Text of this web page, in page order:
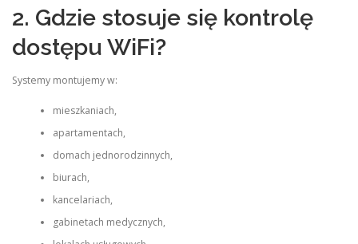
2. Gdzie stosuje się kontrolę
dostępu WiFi?
Systemy montujemy w:
mieszkaniach,
apartamentach,
domach jednorodzinnych,
biurach,
kancelariach,
gabinetach medycznych,